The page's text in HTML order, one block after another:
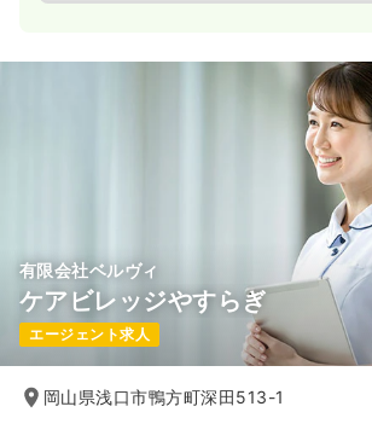
有限会社ベルヴィ
ケアビレッジやすらぎ
エージェント求人
岡山県浅口市鴨方町深田513-1